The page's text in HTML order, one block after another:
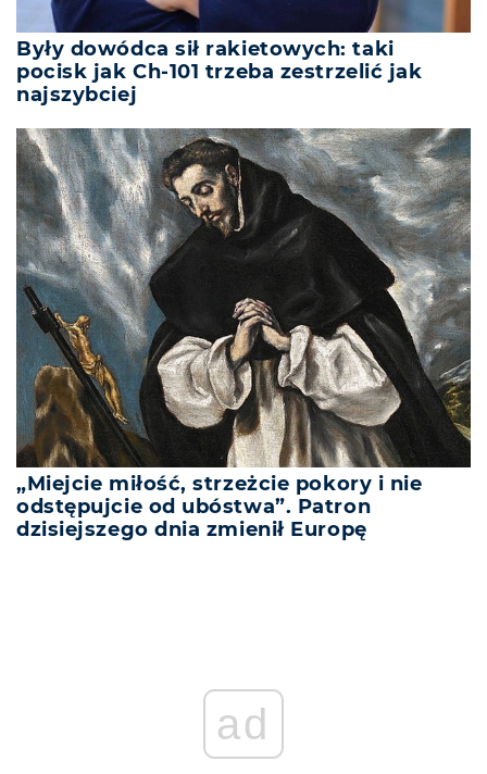
Były dowódca sił rakietowych: taki
pocisk jak Ch-101 trzeba zestrzelić jak
najszybciej
„Miejcie miłość, strzeżcie pokory i nie
odstępujcie od ubóstwa”. Patron
dzisiejszego dnia zmienił Europę
ad